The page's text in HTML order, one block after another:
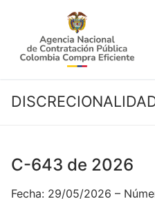
contenido
C-643 de 2026
Fecha: 29/05/2026 –